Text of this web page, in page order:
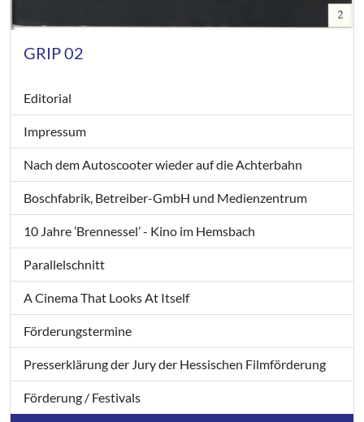
GRIP 02
Editorial
Impressum
Nach dem Autoscooter wieder auf die Achterbahn
Boschfabrik, Betreiber-GmbH und Medienzentrum
10 Jahre ’Brennessel’ - Kino im Hemsbach
Parallelschnitt
A Cinema That Looks At Itself
Förderungstermine
Presserklärung der Jury der Hessischen Filmförderung
Förderung / Festivals